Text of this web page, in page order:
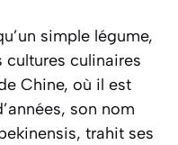
simple légume,
cultures culinaires
Chine, où il est
son nom
, trahit ses